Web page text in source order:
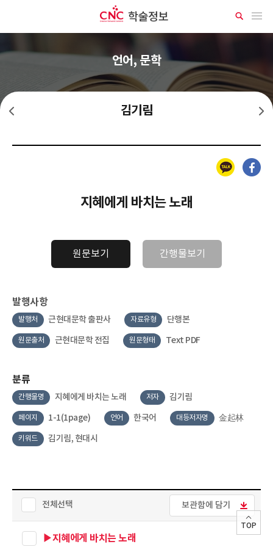
메뉴 열기
상
세
언어, 문학
김기림 김상용
카카오톡 페이스북
지혜에게 바치는 노래
원문보기 간행물보기
발행사항
발행처 근현대문학 출판사 자료유형 단행본
원문출처 근현대문학 전집 원문형태 Text PDF
분류
간행물명 지혜에게 바치는 노래 저자 김기림
페이지 1-1(1page) 언어 한국어 대등저자명 金起林
키워드 김기림, 현대시
전체선택 보관함에 담기
▶지혜에게 바치는 노래
TOP